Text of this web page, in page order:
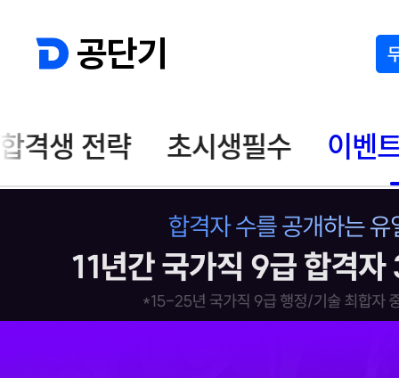
공단기
합격생 전략 초시생필수 이벤